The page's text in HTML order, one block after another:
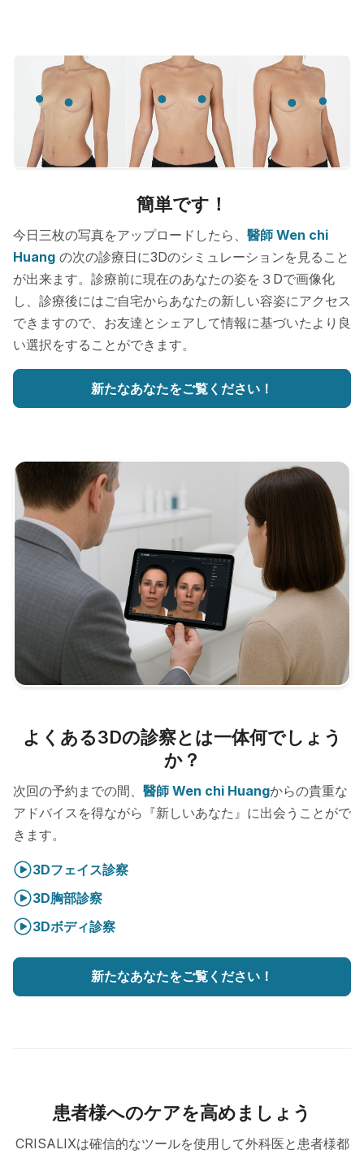
簡単です！
今日三枚の写真をアップロードしたら、 醫師 Wen chi
Huang の次の診療日に3Dのシミュレーションを見ること
が出来ます。診療前に現在のあなたの姿を３Dで画像化
し、診療後にはご自宅からあなたの新しい容姿にアクセス
できますので、お友達とシェアして情報に基づいたより良
い選択をすることができます。
新たなあなたをご覧ください！
よくある3Dの診察とは一体何でしょう
か？
次回の予約までの間、 醫師 Wen chi Huangからの貴重な
アドバイスを得ながら『新しいあなた』に出会うことがで
きます。
3Dフェイス診察
3D胸部診察
3Dボディ診察
新たなあなたをご覧ください！
患者様へのケアを高めましょう
CRISALIXは確信的なツールを使用して外科医と患者様都